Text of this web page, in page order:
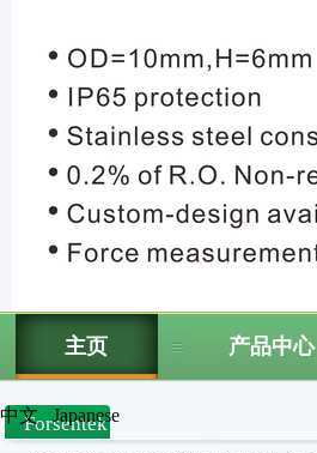
主页 产品中心
中文 Japanese
Forsentek